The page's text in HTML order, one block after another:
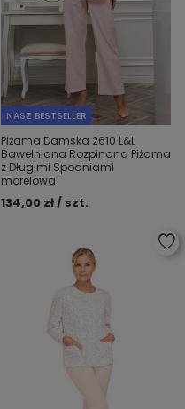
NASZ BESTSELLER
Piżama Damska 2610 L&L
Bawełniana Rozpinana Piżama
z Długimi Spodniami
morelowa
134,00 zł / szt.